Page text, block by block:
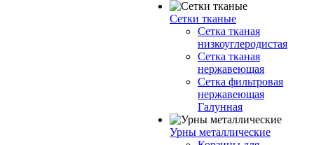
Сетки тканые
Сетка тканая
низкоуглеродистая
Сетка тканая
нержавеющая
Сетка фильтровая
нержавеющая
Галунная
Урны металлические